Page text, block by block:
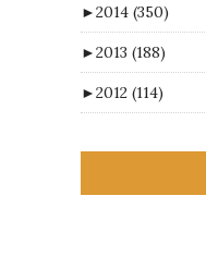
►2014 (350)
►2013 (188)
►2012 (114)